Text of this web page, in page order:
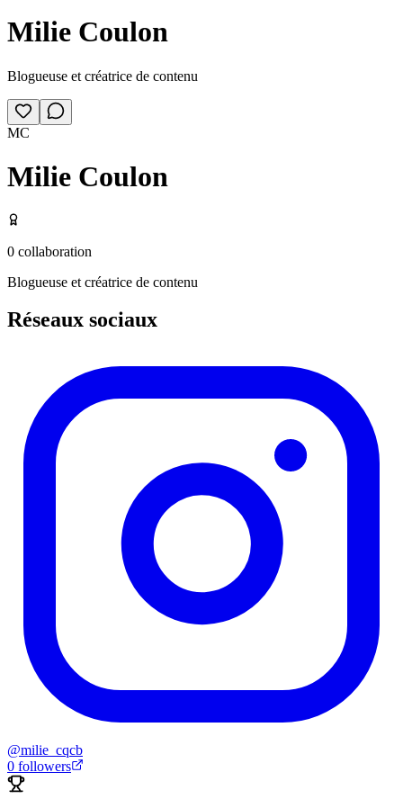
Milie Coulon
Blogueuse et créatrice de contenu
MC
Milie Coulon
0 collaboration
Blogueuse et créatrice de contenu
Réseaux sociaux
@milie_cqcb
0 followers